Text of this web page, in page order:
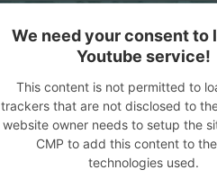
We need your consent to
Youtube service!
This content is not permitted to
trackers that are not disclosed to
website owner needs to setup the
CMP to add this content to
technologies used.